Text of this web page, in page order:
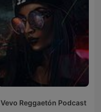
Vevo Reggaetón Podcast